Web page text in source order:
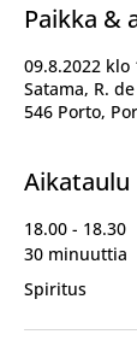
Paikka &
09.8.2022 klo
Satama, R.
546 Porto,
Aikataulu
18.00 - 18.30
30 minuuttia
Spiritus